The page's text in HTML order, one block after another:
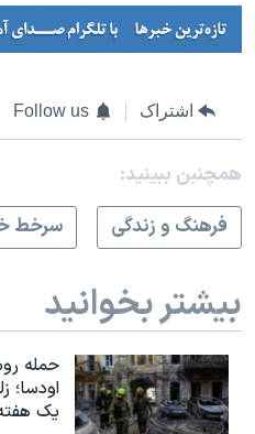
اشتراک Follow us
همچنبن ببینید:
فرهنگ و زندگی
سرخط
بیشتر بخوانید
حمله
یک